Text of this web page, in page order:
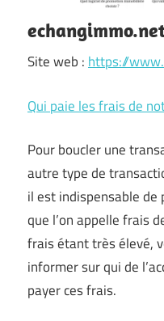
Site web :https://
Qui paie les frais de
Pour boucler une
autre type de
il est indispensable de
que l’on appelle frais
frais étant très élevé,
informer sur qui de
payer ces frais.